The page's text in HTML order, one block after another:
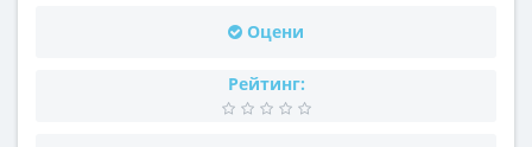
Оцени
Рейтинг: